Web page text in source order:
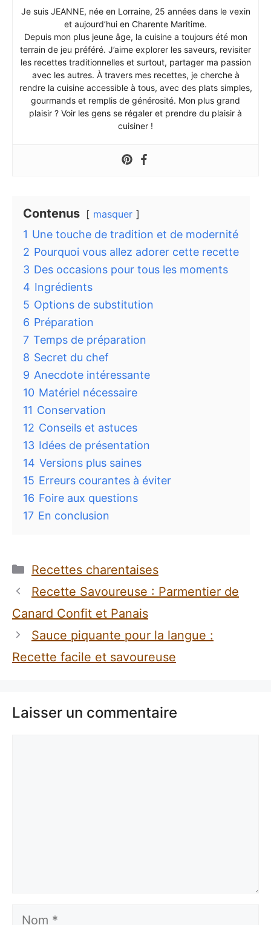
Je suis JEANNE, née en Lorraine, 25 années dans le vexin
et aujourd’hui en Charente Maritime.
Depuis mon plus jeune âge, la cuisine a toujours été mon
terrain de jeu préféré. J’aime explorer les saveurs, revisiter
les recettes traditionnelles et surtout, partager ma passion
avec les autres. À travers mes recettes, je cherche à
rendre la cuisine accessible à tous, avec des plats simples,
gourmands et remplis de générosité. Mon plus grand
plaisir ? Voir les gens se régaler et prendre du plaisir à
cuisiner !
Contenus masquer
1 Une touche de tradition et de modernité
2 Pourquoi vous allez adorer cette recette
3 Des occasions pour tous les moments
4 Ingrédients
5 Options de substitution
6 Préparation
7 Temps de préparation
8 Secret du chef
9 Anecdote intéressante
10 Matériel nécessaire
11 Conservation
12 Conseils et astuces
13 Idées de présentation
14 Versions plus saines
15 Erreurs courantes à éviter
16 Foire aux questions
17 En conclusion
Catégories
Recettes charentaises
Recette Savoureuse : Parmentier de
Canard Confit et Panais
Sauce piquante pour la langue :
Recette facile et savoureuse
Laisser un commentaire
Nom